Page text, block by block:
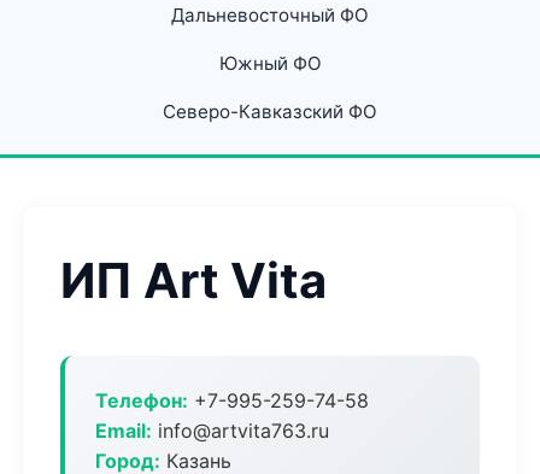
Дальневосточный ФО
Южный ФО
Северо-Кавказский ФО
ИП Art Vita
Телефон: +7-995-259-74-58
Email: info@artvita763.ru
Город: Казань